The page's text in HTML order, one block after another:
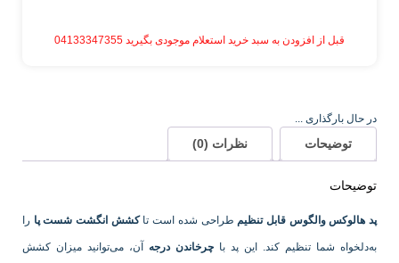
قبل از افزودن به سبد خرید استعلام موجودی بگیرید 04133347355
در حال بارگذاری ...
توضیحات نظرات (0)
توضیحات
پد هالوکس والگوس قابل تنظیم طراحی شده است تاکشش انگشت شست پا را
به‌دلخواه شما تنظیم کند. این پد با چرخاندن درجه آن، می‌توانید میزان کشش